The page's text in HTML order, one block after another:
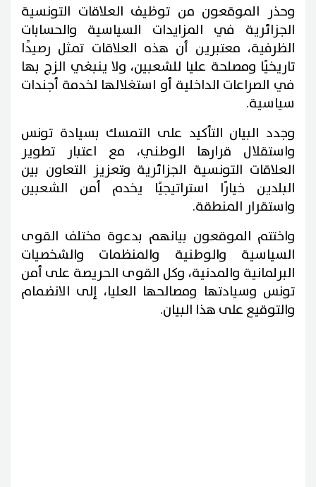
وحذر الموقعون من توظيف العلاقات التونسية
الجزائرية في المزايدات السياسية والحسابات
الظرفية، معتبرين أن هذه العلاقات تمثل رصيدًا
تاريخيًا ومصلحة عليا للشعبين، ولا ينبغي الزج بها
في الصراعات الداخلية أو استغلالها لخدمة أجندات
سياسية.
وجدد البيان التأكيد على التمسك بسيادة تونس
واستقلال قرارها الوطني، مع اعتبار تطوير
العلاقات التونسية الجزائرية وتعزيز التعاون بين
البلدين خيارًا استراتيجيًا يخدم أمن الشعبين
واستقرار المنطقة.
واختتم الموقعون بيانهم بدعوة مختلف القوى
السياسية والوطنية والمنظمات والشخصيات
البرلمانية والمدنية، وكل القوى الحريصة على أمن
تونس وسيادتها ومصالحها العليا، إلى الانضمام
والتوقيع على هذا البيان.